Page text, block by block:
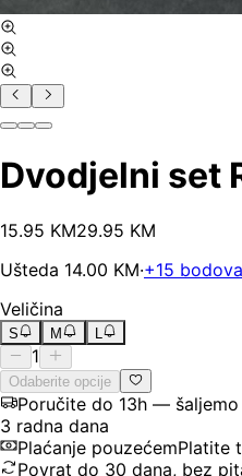
Dvodjelni set
15.95 KM29.95 KM
Ušteda 14.00 KM·+15
Veličina
S M L
1
Odaberite opcije
Poručite do 13h —
3 radna dana
Plaćanje pouzećemPlatite
Povrat do 30 dana, bez